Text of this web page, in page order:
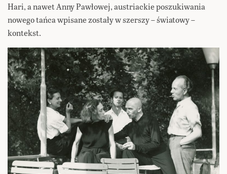
Hari, a nawet Anny Pawłowej, austriackie poszukiwania
nowego tańca wpisane zostały w szerszy – światowy –
kontekst.